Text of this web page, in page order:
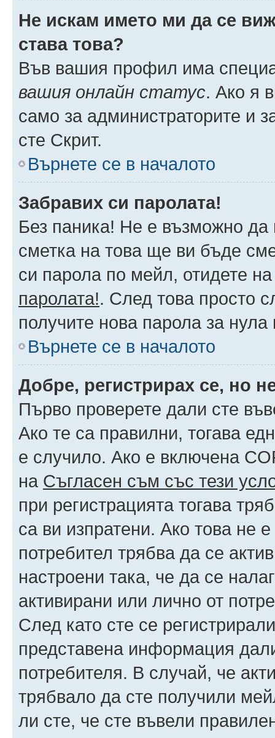
Не искам името ми да се
става това?
Във вашия профил има
вашия онлайн статус. Ако я
само за администраторите и
сте Скрит.
Върнете се в началото
Забравих си паролата!
Без паника! Не е възможно да
сметка на това ще ви бъде
си парола по мейл, отидете
паролата!. След това просто
получите нова парола за
Върнете се в началото
Добре, регистрирах се, но
Първо проверете дали сте
Ако те са правилни, тогава
е случило. Ако е включена
на Съгласен съм със тези
при регистрацията тогава
са ви изпратени. Ако това не
потребител трябва да се
настроени така, че да се
активирани или лично от
След като сте се
представена информация
потребителя. В случай, че
трябвало да сте получили
ли сте, че сте въвели